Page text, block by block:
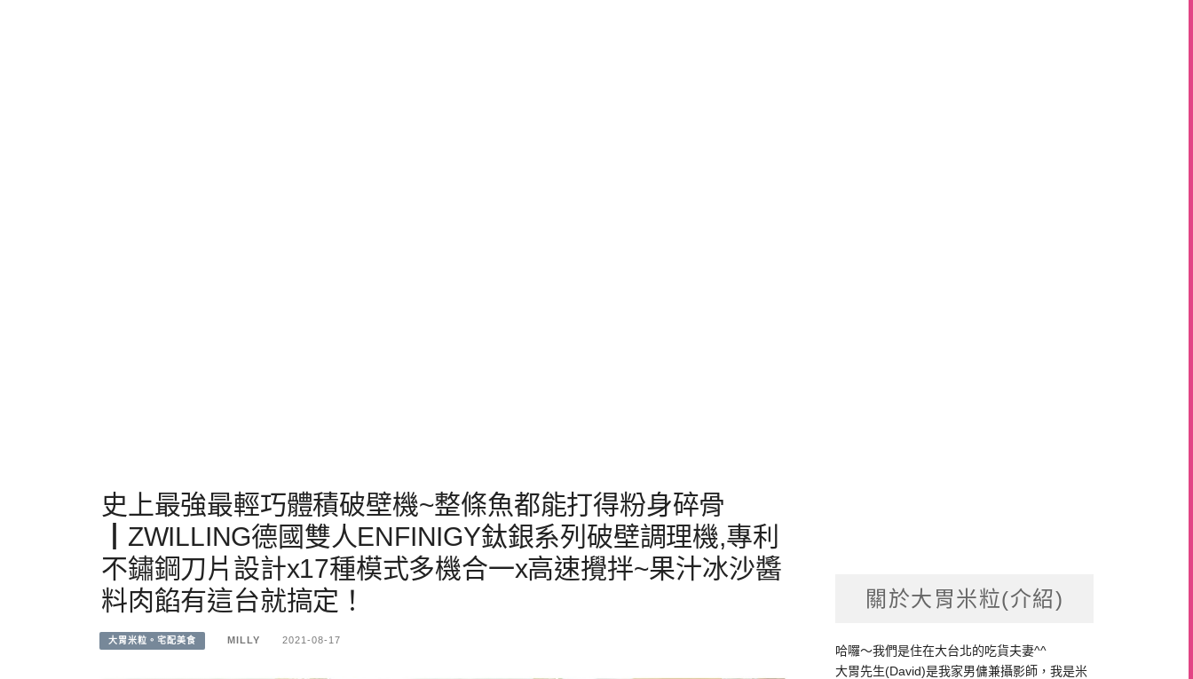
史上最強最輕巧體積破壁機~整條魚都能打得粉身碎骨
┃ZWILLING德國雙人ENFINIGY鈦銀系列破壁調理機,專利
不鏽鋼刀片設計x17種模式多機合一x高速攪拌~果汁冰沙醬
料肉餡有這台就搞定！
大胃米粒。宅配美食 MILLY 2021-08-17
關於大胃米粒(介紹)
哈囉～我們是住在大台北的吃貨夫妻^^
大胃先生(David)是我家男傭兼攝影師，我是米